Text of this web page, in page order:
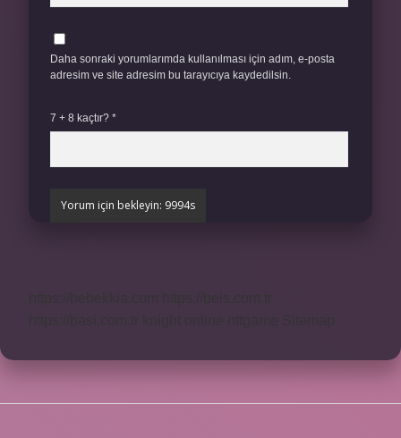
Daha sonraki yorumlarımda kullanılması için adım, e-posta
adresim ve site adresim bu tarayıcıya kaydedilsin.
7 + 8 kaçtır? *